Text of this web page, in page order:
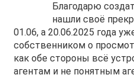
Благодарю
нашли своё
01.06, а 20.06.2025 года
собственником о
как обе стороны всё
агентам и не понятным